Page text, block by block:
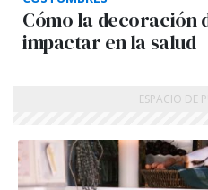
Cómo la decoración
impactar en la salud